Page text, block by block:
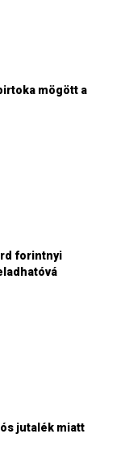
mögött a
forintnyi
jutalék miatt